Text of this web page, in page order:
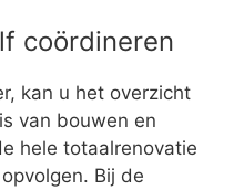
coördineren
kan u het overzicht
van bouwen en
hele totaalrenovatie
Bij de